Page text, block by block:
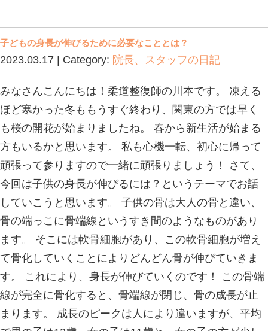
【腱板損傷とは】 腱板損傷（腱板断
んしょう・けんばんだんれつ】とは
スルである腱板筋群のスジが切れて
【 原因 】 ①年齢（加齢性変化） 一
です。別名、加齢性変化と呼ばれ、
て、腱板が脆く傷んでくることで発
た四十肩・五十肩と思いきや、腱板
方も非常に多いのでもし少しでも気
をつけください。 ②外傷（ケガなど
とで損傷することが主ですが、強く